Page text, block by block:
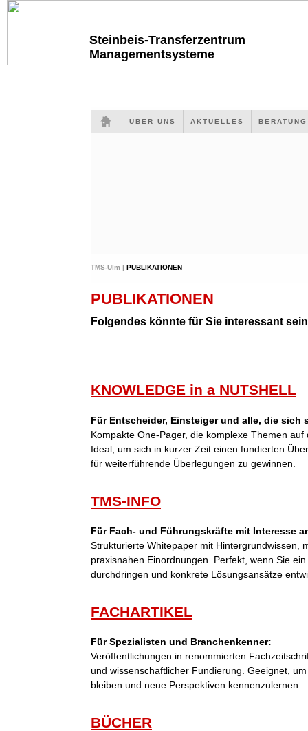
Steinbeis-Transferzentrum
Managementsysteme
ÜBER UNS AKTUELLES
TMS-Ulm | PUBLIKATIONEN
PUBLIKATIONEN
Folgendes könnte für Sie interessant
KNOWLEDGE in a NUTSHELL
Für Entscheider, Einsteiger und alle, die sich
Kompakte One-Pager, die komplexe Themen
Ideal, um sich in kurzer Zeit einen fundierten
für weiterführende Überlegungen zu gewinnen.
TMS-INFO
Für Fach- und Führungskräfte mit Interesse
Strukturierte Whitepaper mit Hintergrundwissen,
praxisnahen Einordnungen. Perfekt, wenn Sie
durchdringen und konkrete Lösungsansätze
FACHARTIKEL
Für Spezialisten und Branchenkenner:
Veröffentlichungen in renommierten
und wissenschaftlicher Fundierung. Geeignet,
bleiben und neue Perspektiven kennenzulernen.
BÜCHER